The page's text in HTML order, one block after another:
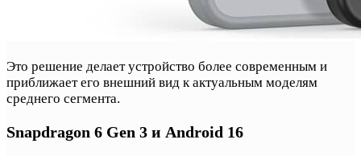
Это решение делает устройство более современным и
приближает его внешний вид к актуальным моделям
среднего сегмента.
Snapdragon 6 Gen 3 и Android 16